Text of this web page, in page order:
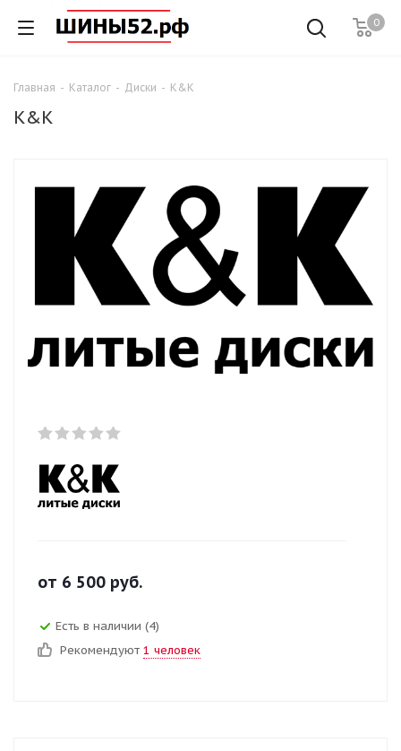
0
Главная - Каталог - Диски - K&K
K&K
от 6 500 руб.
Есть в наличии (4)
Рекомендуют 1 человек